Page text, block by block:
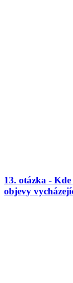
13. otázka -
objevy